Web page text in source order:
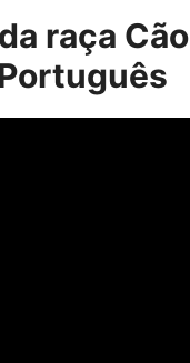
raça Cão
Português